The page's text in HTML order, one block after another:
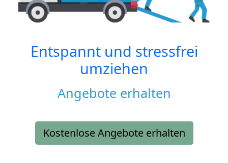
Entspannt und stressfrei
umziehen
Angebote erhalten
Kostenlose Angebote erhalten